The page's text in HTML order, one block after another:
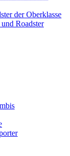
der Oberklasse
Roadster